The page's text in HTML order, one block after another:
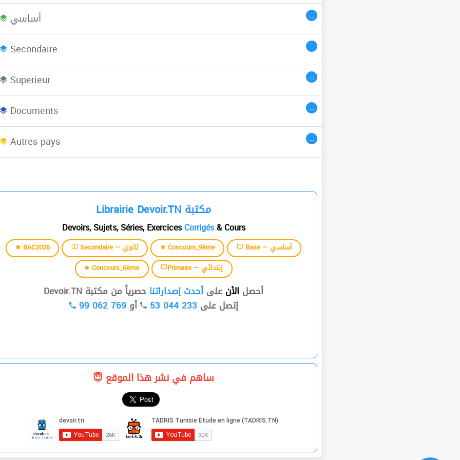
أساسي ...
Secondaire ...
Superieur ...
Bac plus 2
Documents ...
Concours
Autres pays ...
Afrique du Nord
Librairie Devoir.TN مكتبة
Devoirs, Sujets, Séries, ExercicesCorrigés& Cours
BAC2026 Secondaire — ثانوي Concours_9ème
Base — أساسي
Concours_6ème
Primaire — إبتدائي
أحصل الأن على أحدث إصداراتنا حصرياً من مكتبة Devoir.TN
إتصل على 53 044 233 أو99 062 769
ساهم في نشر هذا الموقع 😇